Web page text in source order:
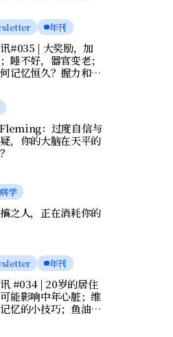
年刊
#035 | 大奖励，加
睡不好，器官变老；
记忆恒久？握力和写
：过度自信与
，你的大脑在天平的
学
之人，正在消耗你的
年刊
#034 | 20岁的居住
能影响中年心脏；维
忆的小技巧；鱼油竟